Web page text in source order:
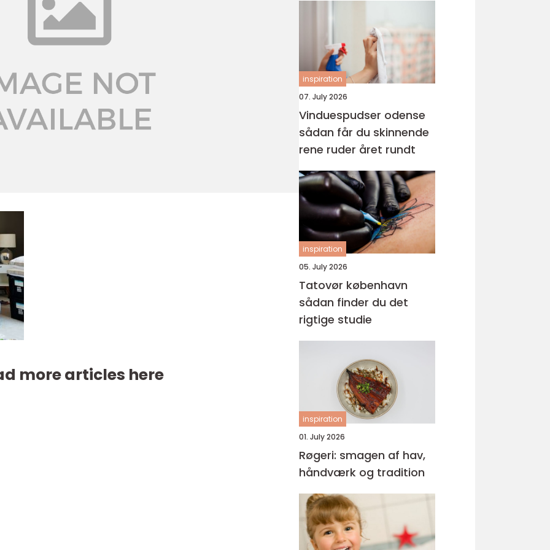
more articles here
inspiration
07. July 2026
Vinduespudser odense
sådan får du skinnende
rene ruder året rundt
inspiration
05. July 2026
Tatovør københavn
sådan finder du det
rigtige studie
inspiration
01. July 2026
Røgeri: smagen af hav,
håndværk og tradition